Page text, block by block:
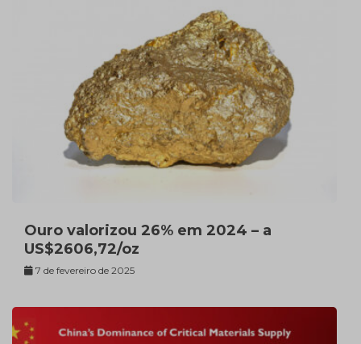
Ouro valorizou 26% em 2024 – a
US$2606,72/oz
7 de fevereiro de 2025